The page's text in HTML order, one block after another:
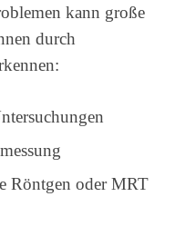
kann große
durch
Röntgen oder MRT